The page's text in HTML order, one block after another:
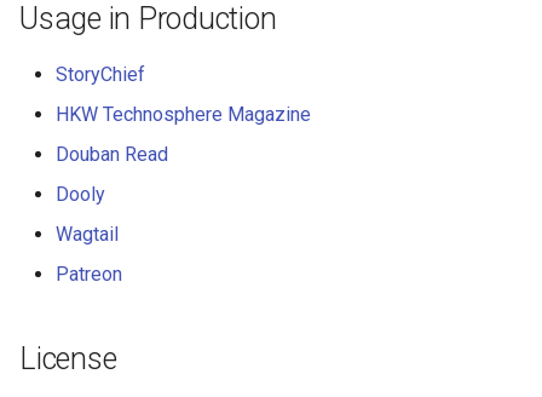
Usage in Production
StoryChief
HKW Technosphere Magazine
Douban Read
Dooly
Wagtail
Patreon
License